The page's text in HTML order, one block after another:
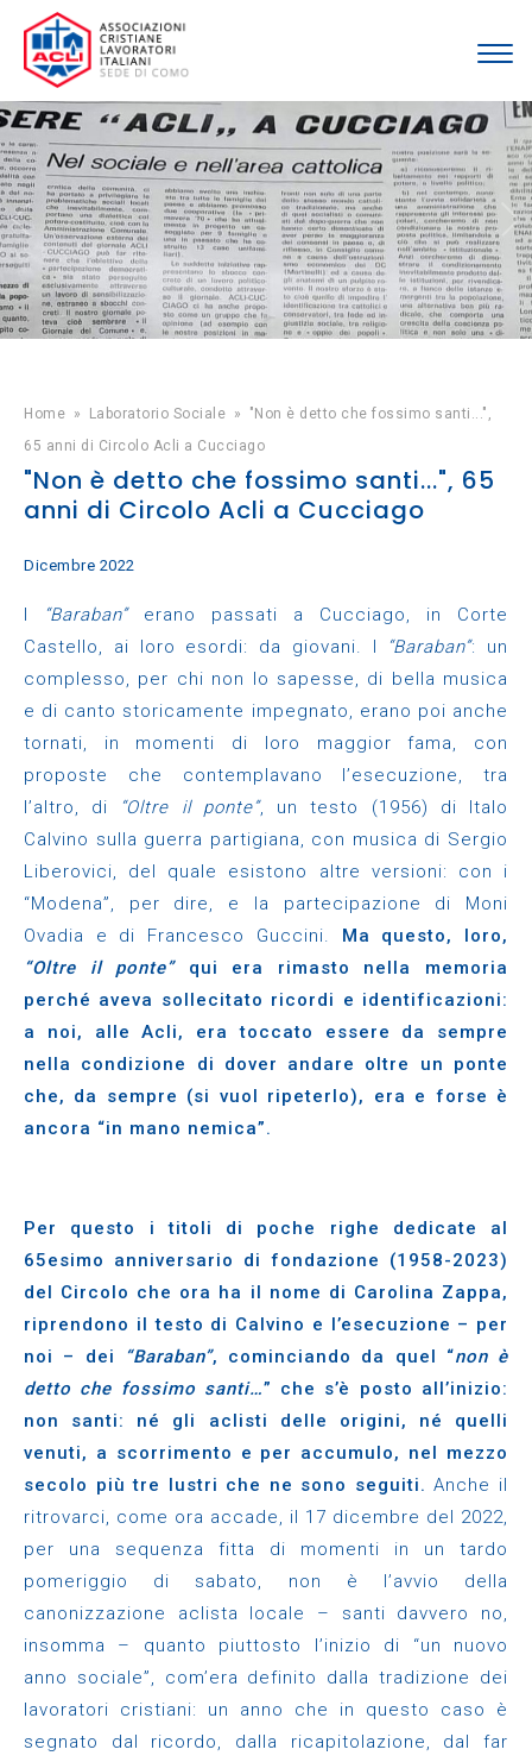
Home » Laboratorio Sociale »
"Non è detto che fossimo santi...",
65 anni di Circolo Acli a Cucciago
"Non è detto che fossimo santi...", 65
anni di Circolo Acli a Cucciago
Dicembre 2022
I “Baraban”erano passati a Cucciago, in Corte
Castello, ai loro esordi: da giovani. I “Baraban”: un
complesso, per chi non lo sapesse, di bella musica
e di canto storicamente impegnato, erano poi anche
tornati, in momenti di loro maggior fama, con
proposte che contemplavano l’esecuzione, tra
l’altro, di “Oltre il ponte”, un testo (1956) di Italo
Calvino sulla guerra partigiana, con musica di Sergio
Liberovici, del quale esistono altre versioni: con i
“Modena”, per dire, e la partecipazione di Moni
Ovadia e di Francesco Guccini. Ma questo, loro,
“Oltre il ponte”qui era rimasto nella memoria
perché aveva sollecitato ricordi e identificazioni:
a noi, alle Acli, era toccato essere da sempre
nella condizione di dover andare oltre un ponte
che, da sempre (si vuol ripeterlo), era e forse è
ancora “in mano nemica”.
Per questo i titoli di poche righe dedicate al
65esimo anniversario di fondazione (1958-2023)
del Circolo che ora ha il nome di Carolina Zappa,
riprendono il testo di Calvino e l’esecuzione – per
noi – dei
“Baraban”, cominciando da quel “non è
detto che fossimo santi…” che s’è posto all’inizio:
non santi: né gli aclisti delle origini, né quelli
venuti, a scorrimento e per accumulo, nel mezzo
secolo più tre lustri che ne sono seguiti. Anche il
ritrovarci, come ora accade, il 17 dicembre del 2022,
per una sequenza fitta di momenti in un tardo
pomeriggio di sabato, non è l’avvio della
canonizzazione aclista locale – santi davvero no,
insomma – quanto piuttosto l’inizio di “un nuovo
anno sociale”, com’era definito dalla tradizione dei
lavoratori cristiani: un anno che in questo caso è
segnato dal ricordo, dalla ricapitolazione, dal far